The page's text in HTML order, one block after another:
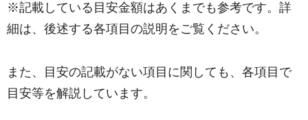
※記載している目安金額はあくまでも参考です。詳
細は、後述する各項目の説明をご覧ください。
また、目安の記載がない項目に関しても、各項目で
目安等を解説しています。